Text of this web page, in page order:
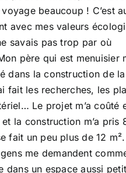
beaucoup ! C’est
avec mes valeurs
savais pas trop par où
père qui est menuisier
dans la construction de
fait les recherches, les
Le projet m’a coûté
la construction m’a pris
fait un peu plus de 12 m².
me demandent
dans un espace aussi